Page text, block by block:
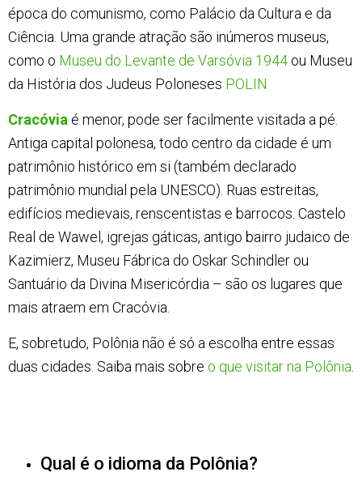
época do comunismo, como Palácio da Cultura e da
Ciência. Uma grande atração são inúmeros museus,
como o Museu do Levante de Varsóvia 1944 ou Museu
da História dos Judeus Poloneses POLIN
Cracóvia é menor, pode ser facilmente visitada a pé.
Antiga capital polonesa, todo centro da cidade é um
patrimônio histórico em si (também declarado
patrimônio mundial pela UNESCO). Ruas estreitas,
edifícios medievais, renscentistas e barrocos. Castelo
Real de Wawel, igrejas gáticas, antigo bairro judaico de
Kazimierz, Museu Fábrica do Oskar Schindler ou
Santuário da Divina Misericórdia – são os lugares que
mais atraem em Cracóvia.
E, sobretudo, Polônia não é só a escolha entre essas
duas cidades. Saiba mais sobre o que visitar na Polônia.
Qual é o idioma da Polônia?